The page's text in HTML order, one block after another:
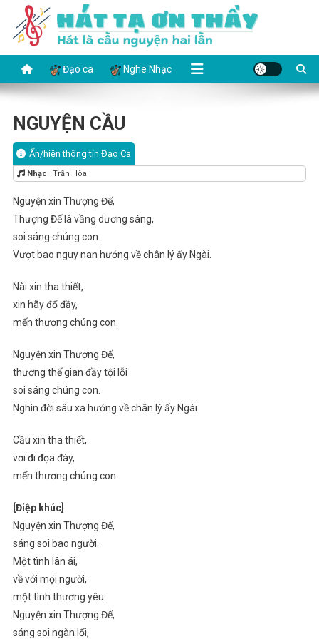
content
HÁT TẠ ƠN THẦY
Hát là cầu nguyện hai lần
Đạo ca
Nghe Nhạc
NGUYỆN CẦU
Ẩn/hiện thông tin Đạo Ca
Nhạc Trần Hòa
Nguyện xin Thượng Đế,
Thượng Đế là vầng dương sáng,
soi sáng chúng con.
Vượt bao nguy nan hướng về chân lý ấy Ngài.
Nài xin tha thiết,
xin hãy đổ đầy,
mến thương chúng con.
Nguyện xin Thượng Đế,
thương thế gian đầy tội lỗi
soi sáng chúng con.
Nghìn đời sâu xa hướng về chân lý ấy Ngài.
Cầu xin tha thiết,
vơi đi đọa đày,
mến thương chúng con.
[Điệp khúc]
Nguyện xin Thượng Đế,
sáng soi bao người.
Một tình lân ái,
về với mọi người,
một tình thương yêu.
Nguyện xin Thượng Đế,
sáng soi ngàn lối,